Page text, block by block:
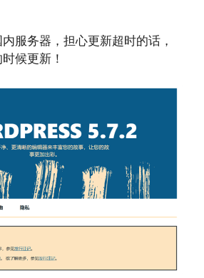
服务器，担心更新超时的话，
候更新！